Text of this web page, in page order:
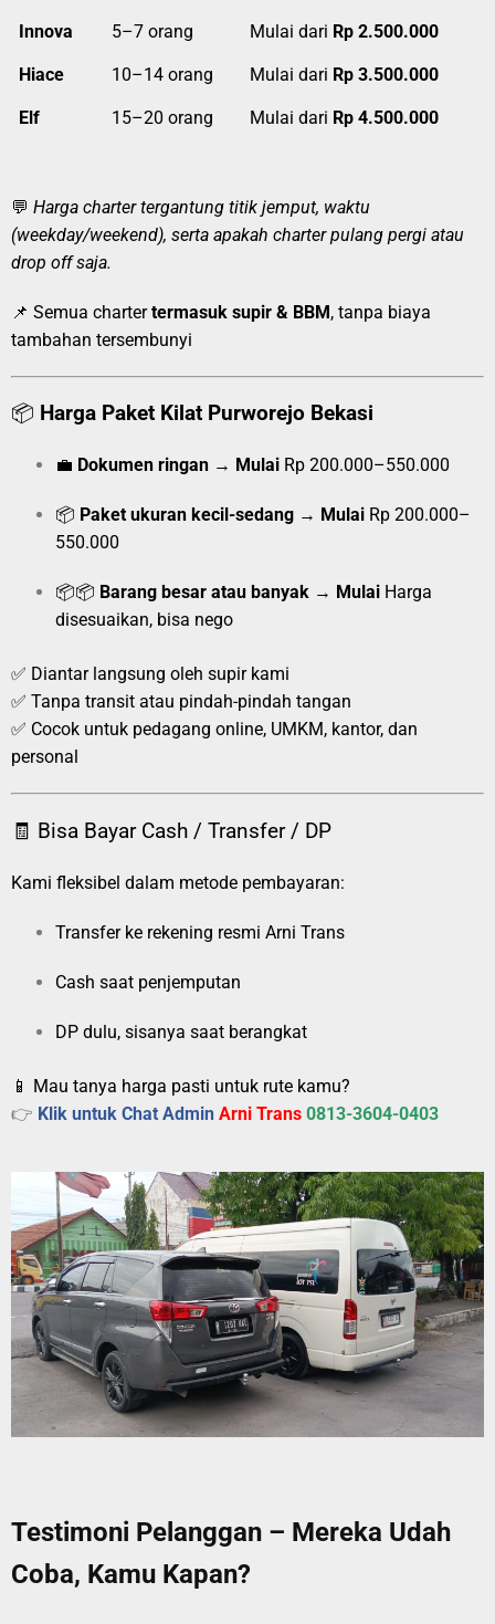
Innova 5–7 orang Mulai dari Rp 2.500.000
Hiace 10–14 orang Mulai dari Rp 3.500.000
Elf 15–20 orang Mulai dari Rp 4.500.000
💬 Harga charter tergantung titik jemput, waktu
(weekday/weekend), serta apakah charter pulang pergi atau
drop off saja.
📌 Semua chartertermasuk supir & BBM, tanpa biaya
tambahan tersembunyi
📦 Harga Paket Kilat Purworejo Bekasi
💼 Dokumen ringan → Mulai Rp 200.000–550.000
📦 Paket ukuran kecil-sedang → Mulai Rp 200.000–
550.000
📦📦 Barang besar atau banyak → Mulai Harga
disesuaikan, bisa nego
✅ Diantar langsung oleh supir kami
✅ Tanpa transit atau pindah-pindah tangan
✅ Cocok untuk pedagang online, UMKM, kantor, dan
personal
🧾 Bisa Bayar Cash / Transfer / DP
Kami fleksibel dalam metode pembayaran:
Transfer ke rekening resmi Arni Trans
Cash saat penjemputan
DP dulu, sisanya saat berangkat
📱 Mau tanya harga pasti untuk rute kamu?
👉 Klik untuk Chat Admin Arni Trans 0813-3604-0403
Testimoni Pelanggan – Mereka Udah
Coba, Kamu Kapan?